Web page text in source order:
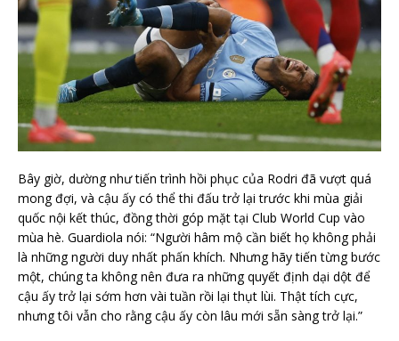
Bây giờ, dường như tiến trình hồi phục của Rodri đã vượt quá
mong đợi, và cậu ấy có thể thi đấu trở lại trước khi mùa giải
quốc nội kết thúc, đồng thời góp mặt tại Club World Cup vào
mùa hè. Guardiola nói: “Người hâm mộ cần biết họ không phải
là những người duy nhất phấn khích. Nhưng hãy tiến từng bước
một, chúng ta không nên đưa ra những quyết định dại dột để
cậu ấy trở lại sớm hơn vài tuần rồi lại thụt lùi. Thật tích cực,
nhưng tôi vẫn cho rằng cậu ấy còn lâu mới sẵn sàng trở lại.”